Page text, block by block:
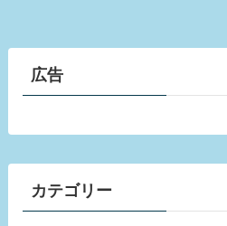
広告
カテゴリー